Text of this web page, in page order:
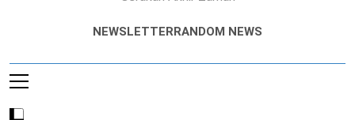
NEWSLETTERRANDOM NEWS